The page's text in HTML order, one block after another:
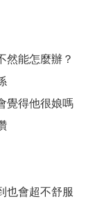
然能怎麼辦？
覺得他很娘嗎
也會超不舒服